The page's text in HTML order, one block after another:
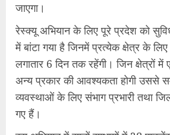
जाएगा।
रेस्क्यू अभियान के लिए पूरे प्रदेश को
में बांटा गया है जिनमें प्रत्येक क्षेत्र के
लगातार 6 दिन तक रहेंगी। जिन क्षेत्रों में
अन्य प्रकार की आवश्यकता होगी उससे
व्यवस्थाओं के लिए संभाग प्रभारी तथा
गए हैं।